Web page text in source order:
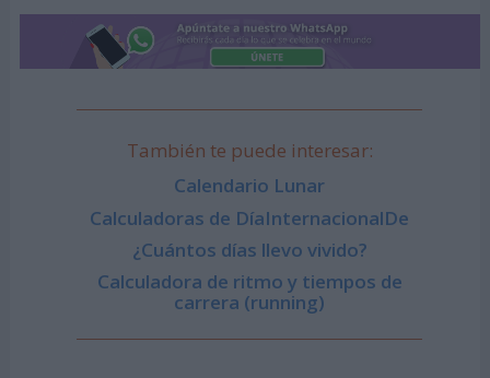
También te puede interesar:
Calendario Lunar
Calculadoras de DíaInternacionalDe
¿Cuántos días llevo vivido?
Calculadora de ritmo y tiempos de
carrera (running)